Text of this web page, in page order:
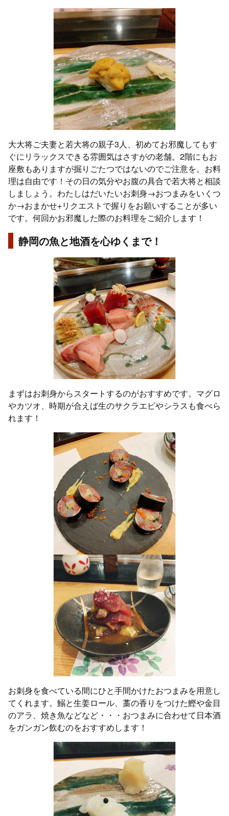
大大将ご夫妻と若大将の親子3人、初めてお邪魔してもす
ぐにリラックスできる雰囲気はさすがの老舗。2階にもお
座敷もありますが掘りごたつではないのでご注意を。お料
理は自由です！その日の気分やお腹の具合で若大将と相談
しましょう。わたしはだいたいお刺身→おつまみをいくつ
か→おまかせ+リクエストで握りをお願いすることが多い
です。何回かお邪魔した際のお料理をご紹介します！
静岡の魚と地酒を心ゆくまで！
まずはお刺身からスタートするのがおすすめです。マグロ
やカツオ、時期が合えば生のサクラエビやシラスも食べら
れます！
お刺身を食べている間にひと手間かけたおつまみを用意し
てくれます。鰯と生姜ロール、藁の香りをつけた鰹や金目
のアラ、焼き魚などなど・・・おつまみに合わせて日本酒
をガンガン飲むのをおすすめします！